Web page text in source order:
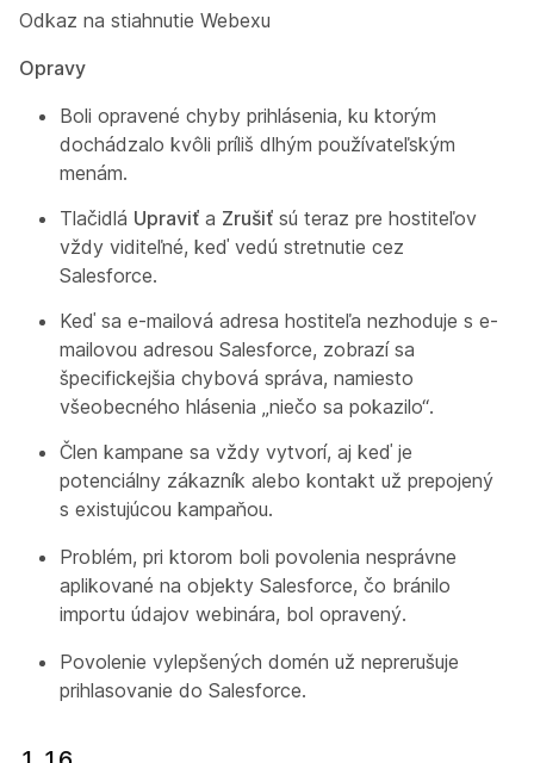
Odkaz na stiahnutie Webexu
Opravy
Boli opravené chyby prihlásenia, ku ktorým
dochádzalo kvôli príliš dlhým používateľským
menám.
Tlačidlá Upraviť a Zrušiť sú teraz pre hostiteľov
vždy viditeľné, keď vedú stretnutie cez
Salesforce.
Keď sa e-mailová adresa hostiteľa nezhoduje s e-
mailovou adresou Salesforce, zobrazí sa
špecifickejšia chybová správa, namiesto
všeobecného hlásenia „niečo sa pokazilo“.
Člen kampane sa vždy vytvorí, aj keď je
potenciálny zákazník alebo kontakt už prepojený
s existujúcou kampaňou.
Problém, pri ktorom boli povolenia nesprávne
aplikované na objekty Salesforce, čo bránilo
importu údajov webinára, bol opravený.
Povolenie vylepšených domén už neprerušuje
prihlasovanie do Salesforce.